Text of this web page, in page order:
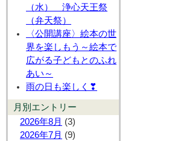
（水） 浄心天王祭
（弁天祭）
〈公開講座〉絵本の世
界を楽しもう～絵本で
広がる子どもとのふれ
あい～
雨の日も楽しく❣
月別エントリー
2026年8月 (3)
2026年7月 (9)